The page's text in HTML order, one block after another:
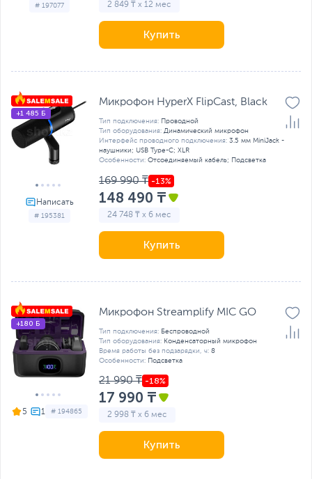
# 197077 2 849 ₸ x 12 мес
Купить
# 195381
+1 485 Б
Микрофон HyperX FlipCast, Black
Тип подключения: Проводной
Тип оборудования: Динамический микрофон
Интерфейс проводного подключения: 3.5 мм MiniJack -
наушники; USB Type-C; XLR
Особенности: Отсоединяемый кабель; Подсветка
169 990 ₸
148 490 ₸
24 748 ₸ x 6 мес
Купить
5 # 194865
+180 Б
Микрофон Streamplify MIC GO
Тип подключения: Беспроводной
Тип оборудования: Конденсаторный микрофон
Время работы без подзарядки, ч: 8
Особенности: Подсветка
21 990 ₸
17 990 ₸
2 998 ₸ x 6 мес
Купить